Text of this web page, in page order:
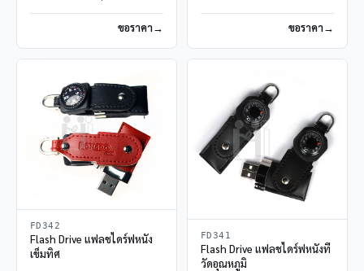
ขอราคา ขอราคา
FD342
Flash Drive แฟลชไดร์ฟหนัง
เข็มทิศ
FD341
Flash Drive แฟลชไดร์ฟหนังที่
วัดอุณหภูมิ